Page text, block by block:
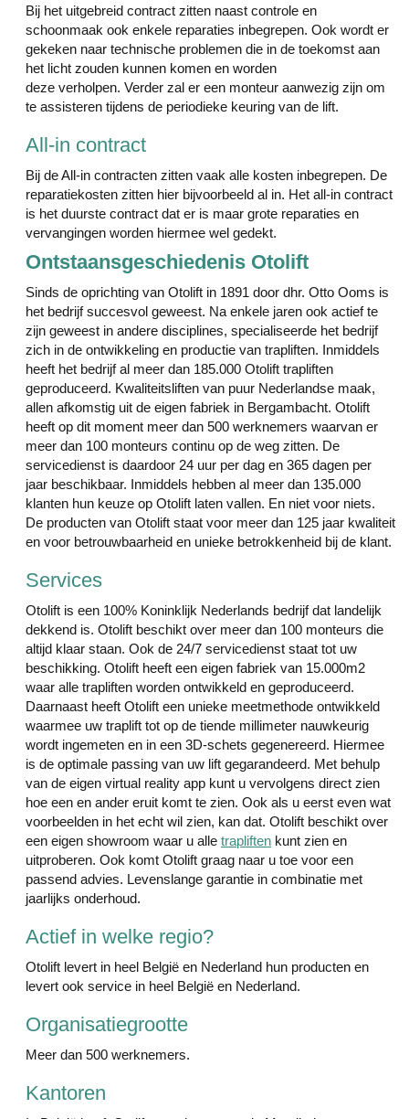
Bij het uitgebreid contract zitten naast controle en
schoonmaak ook enkele reparaties inbegrepen. Ook wordt er
gekeken naar technische problemen die in de toekomst aan
het licht zouden kunnen komen en worden
deze verholpen. Verder zal er een monteur aanwezig zijn om
te assisteren tijdens de periodieke keuring van de lift.
All-in contract
Bij de All-in contracten zitten vaak alle kosten inbegrepen. De
reparatiekosten zitten hier bijvoorbeeld al in. Het all-in contract
is het duurste contract dat er is maar grote reparaties en
vervangingen worden hiermee wel gedekt.
Ontstaansgeschiedenis Otolift
Sinds de oprichting van Otolift in 1891 door dhr. Otto Ooms is
het bedrijf succesvol geweest. Na enkele jaren ook actief te
zijn geweest in andere disciplines, specialiseerde het bedrijf
zich in de ontwikkeling en productie van trapliften. Inmiddels
heeft het bedrijf al meer dan 185.000 Otolift trapliften
geproduceerd. Kwaliteitsliften van puur Nederlandse maak,
allen afkomstig uit de eigen fabriek in Bergambacht. Otolift
heeft op dit moment meer dan 500 werknemers waarvan er
meer dan 100 monteurs continu op de weg zitten. De
servicedienst is daardoor 24 uur per dag en 365 dagen per
jaar beschikbaar. Inmiddels hebben al meer dan 135.000
klanten hun keuze op Otolift laten vallen. En niet voor niets.
De producten van Otolift staat voor meer dan 125 jaar kwaliteit
en voor betrouwbaarheid en unieke betrokkenheid bij de klant.
Services
Otolift is een 100% Koninklijk Nederlands bedrijf dat landelijk
dekkend is. Otolift beschikt over meer dan 100 monteurs die
altijd klaar staan. Ook de 24/7 servicedienst staat tot uw
beschikking. Otolift heeft een eigen fabriek van 15.000m2
waar alle trapliften worden ontwikkeld en geproduceerd.
Daarnaast heeft Otolift een unieke meetmethode ontwikkeld
waarmee uw traplift tot op de tiende millimeter nauwkeurig
wordt ingemeten en in een 3D-schets gegenereerd. Hiermee
is de optimale passing van uw lift gegarandeerd. Met behulp
van de eigen virtual reality app kunt u vervolgens direct zien
hoe een en ander eruit komt te zien. Ook als u eerst even wat
voorbeelden in het echt wil zien, kan dat. Otolift beschikt over
een eigen showroom waar u alle trapliften kunt zien en
uitproberen. Ook komt Otolift graag naar u toe voor een
passend advies. Levenslange garantie in combinatie met
jaarlijks onderhoud.
Actief in welke regio?
Otolift levert in heel België en Nederland hun producten en
levert ook service in heel België en Nederland.
Organisatiegrootte
Meer dan 500 werknemers.
Kantoren